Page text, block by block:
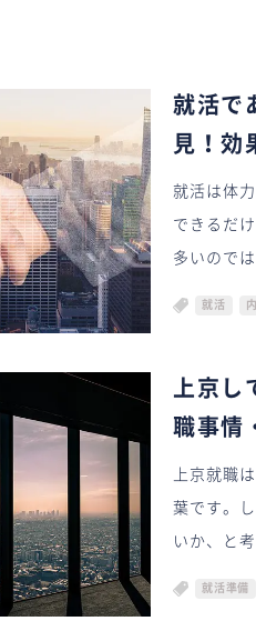
就活で
見！効
就活は体
できるだ
多いので
就活
上京し
職事情
上京就職
葉です。
いか、と
就活準備